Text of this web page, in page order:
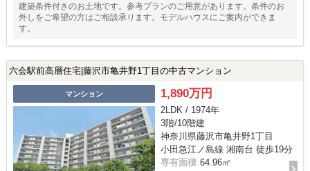
建築条件付きのお土地です。参考プランのご用意があります。条件のお
外しをご希望の方はご相談承ります。モデルハウスにご案内ができま
す。
六会駅前高層住宅|藤沢市亀井野1丁目の中古マンション
マンション 1,890万円
2LDK / 1974年
3階/10階建
神奈川県藤沢市亀井野1丁目
小田急江ノ島線 湘南台 徒歩19分
専有面積 64.96㎡